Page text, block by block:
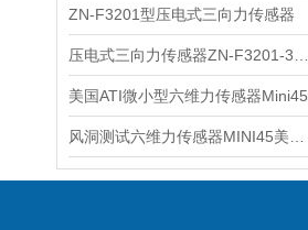
ZN-F3201型压电式三向力传感器
美国ATI微小型六维力传感器Mini45